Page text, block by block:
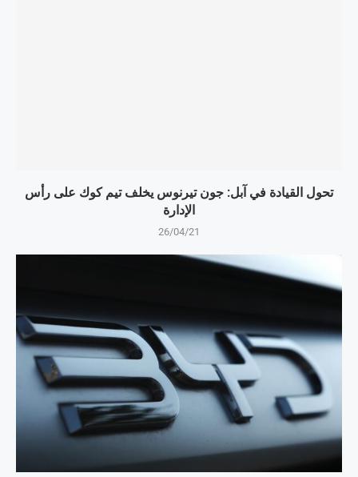
تحول القيادة في آبل: جون تيرنوس يخلف تيم كوك على رأس
الإدارة
26/04/21